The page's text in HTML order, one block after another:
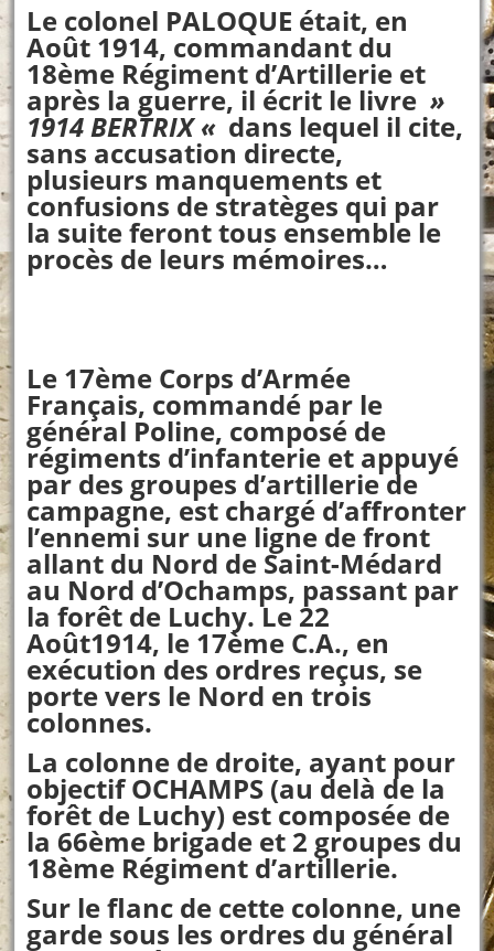
Le colonel PALOQUE était, en
Août 1914, commandant du
18ème Régiment d’Artillerie et
après la guerre, il écrit le livre »
1914 BERTRIX « dans lequel il cite,
sans accusation directe,
plusieurs manquements et
confusions de stratèges qui par
la suite feront tous ensemble le
procès de leurs mémoires…
Le 17ème Corps d’Armée
Français, commandé par le
général Poline, composé de
régiments d’infanterie et appuyé
par des groupes d’artillerie de
campagne, est chargé d’affronter
l’ennemi sur une ligne de front
allant du Nord de Saint-Médard
au Nord d’Ochamps, passant par
la forêt de Luchy. Le 22
Août1914, le 17ème C.A., en
exécution des ordres reçus, se
porte vers le Nord en trois
colonnes.
La colonne de droite, ayant pour
objectif OCHAMPS (au delà de la
forêt de Luchy) est composée de
la 66ème brigade et 2 groupes du
18ème Régiment d’artillerie.
Sur le flanc de cette colonne, une
garde sous les ordres du général